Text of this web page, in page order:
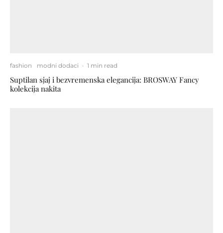
fashion modni dodaci · 1 min read
Suptilan sjaj i bezvremenska elegancija: BROSWAY Fancy
kolekcija nakita